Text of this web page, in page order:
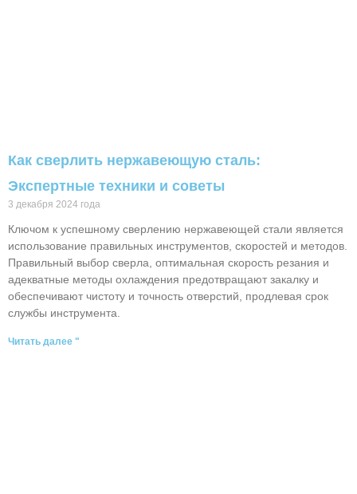
Как сверлить нержавеющую сталь:
Экспертные техники и советы
3 декабря 2024 года
Ключом к успешному сверлению нержавеющей стали является
использование правильных инструментов, скоростей и методов.
Правильный выбор сверла, оптимальная скорость резания и
адекватные методы охлаждения предотвращают закалку и
обеспечивают чистоту и точность отверстий, продлевая срок
службы инструмента.
Читать далее "